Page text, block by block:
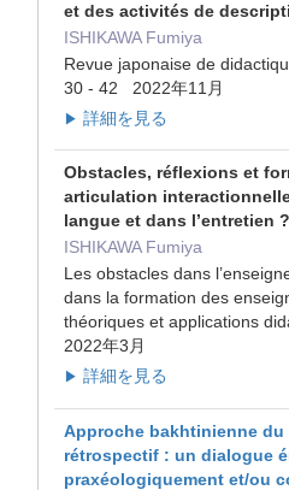
et des activités de
ISHIKAWA Fumiya
Revue japonaise de
30 - 42 2022年11月
▶ 詳細を見る
Obstacles, réflexions et
articulation
langue et dans l’entretien ?
ISHIKAWA Fumiya
Les obstacles dans
dans la formation des
théoriques et applications
2022年3月
▶ 詳細を見る
Approche bakhtinienne du
rétrospectif : un dialogue
praxéologiquement et/ou